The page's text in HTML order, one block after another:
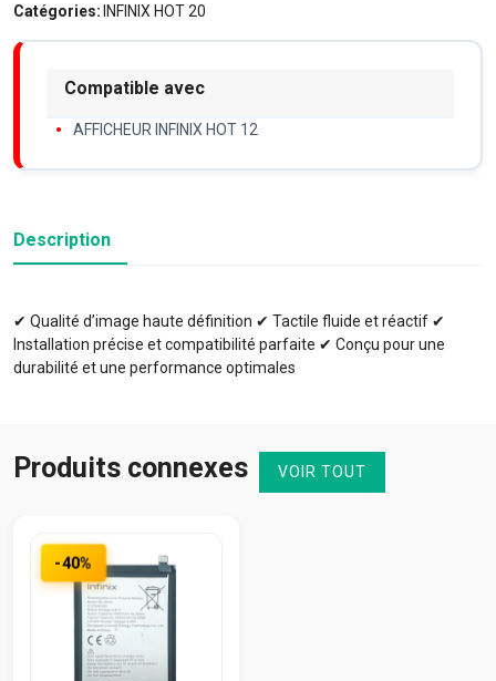
Catégories: INFINIX HOT 20
Compatible avec
AFFICHEUR INFINIX HOT 12
Description
✔ Qualité d’image haute définition ✔ Tactile fluide et réactif ✔
Installation précise et compatibilité parfaite ✔ Conçu pour une
durabilité et une performance optimales
Produits connexes VOIR TOUT
-40%